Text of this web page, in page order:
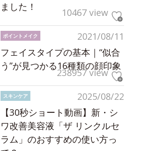
ました！
10467 view
2021/08/11
ポイントメイク
フェイスタイプの基本｜“似合
う”が見つかる16種類の顔印象
238957 view
2025/08/22
スキンケア
【30秒ショート動画】新・シ
ワ改善美容液「ザ リンクルセ
ラム」のおすすめの使い方っ